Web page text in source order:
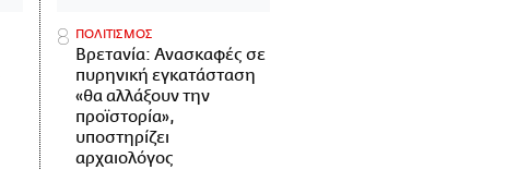
ΠΟΛΙΤΙΣΜΟΣ
Βρετανία: Ανασκαφές σε
πυρηνική εγκατάσταση
«θα αλλάξουν την
προϊστορία»,
υποστηρίζει
αρχαιολόγος